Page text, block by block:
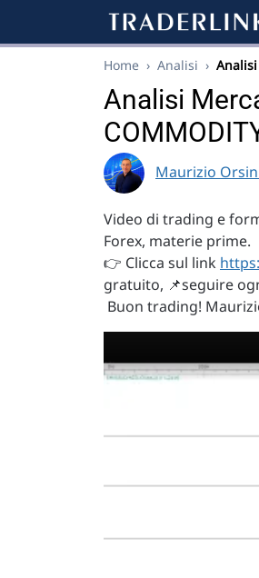
Home › Analisi ›
Analisi
Maurizio
Video di trading e
Forex, materie prime.
👉 Clicca sul link
gratuito, 📌seguire
Buon trading!